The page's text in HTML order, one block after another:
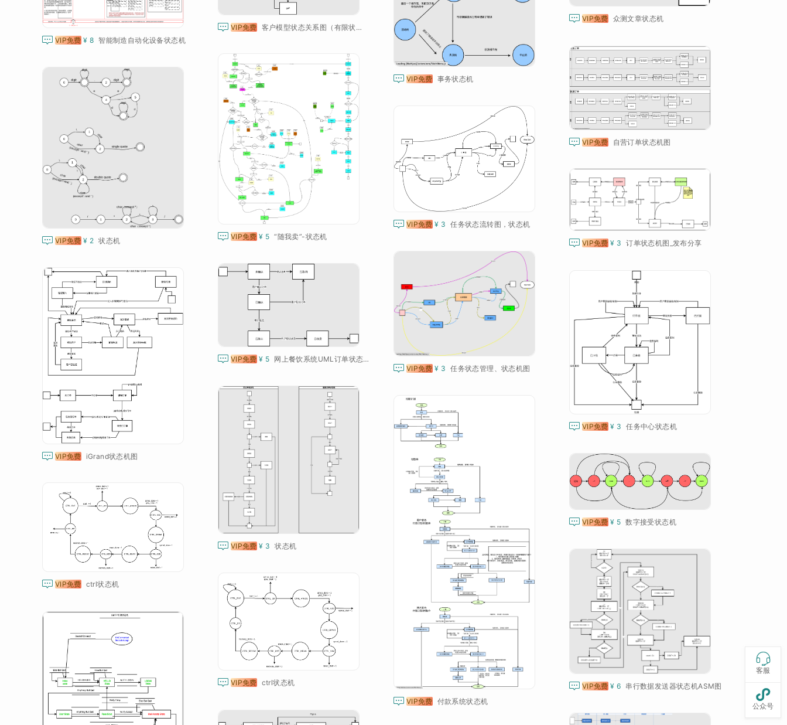
 VIP免费 众测文章状态机
 VIP免费 ¥ 8 智能制造自动化设备状态机
 VIP免费 客户模型状态关系图（有限状态机）
 VIP免费 事务状态机
 VIP免费 自营订单状态机图
 VIP免费 ¥ 5 “随我卖”-状态机
 VIP免费 ¥ 2 状态机
 VIP免费 ¥ 3 任务状态流转图，状态机
 VIP免费 ¥ 3 订单状态机图_发布分享
 VIP免费 ¥ 3 任务状态管理、状态机图
 VIP免费 ¥ 5 网上餐饮系统UML订单状态机图
 VIP免费 iGrand状态机图
 VIP免费 ¥ 3 任务中心状态机
 VIP免费 ¥ 3 状态机
 VIP免费 付款系统状态机
 VIP免费 ¥ 5 数字接受状态机
 VIP免费 ctrl状态机
 VIP免费 ¥ 6 串行数据发送器状态机ASM图
 VIP免费 ctrl状态机

客服

公众号